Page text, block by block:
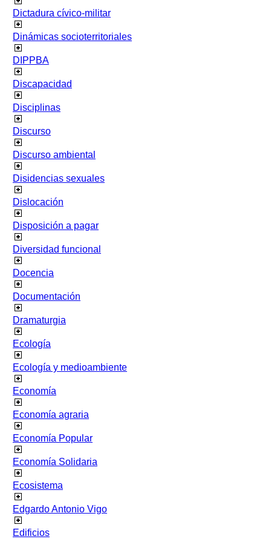
Dictadura cívico-militar
Dinámicas socioterritoriales
DIPPBA
Discapacidad
Disciplinas
Discurso
Discurso ambiental
Disidencias sexuales
Dislocación
Disposición a pagar
Diversidad funcional
Docencia
Documentación
Dramaturgia
Ecología
Ecología y medioambiente
Economía
Economía agraria
Economía Popular
Economía Solidaria
Ecosistema
Edgardo Antonio Vigo
Edificios